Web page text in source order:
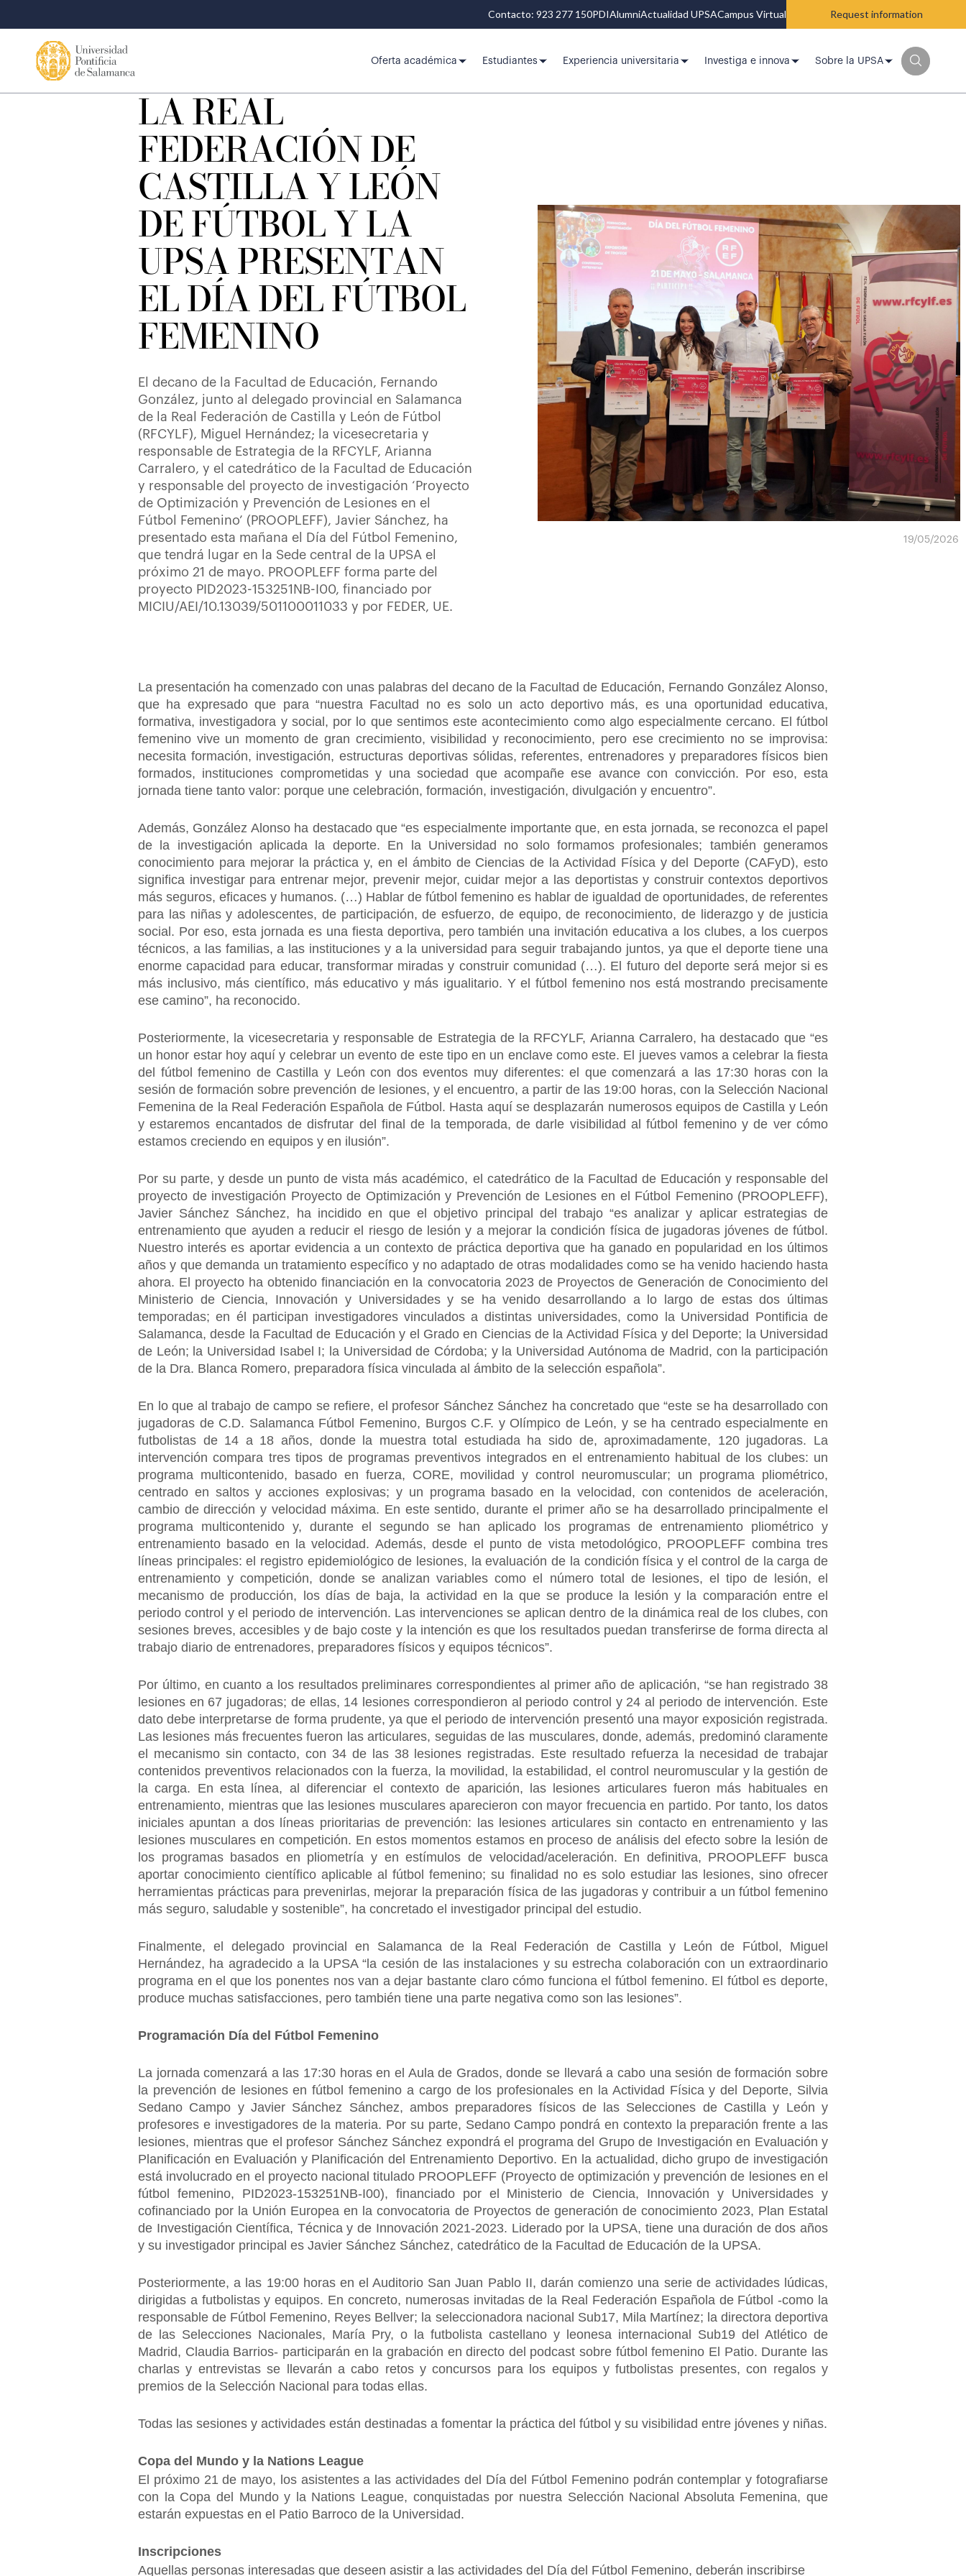
Contacto: 923 277 150PDIAlumniActualidad UPSACampus Virtual Request information
Oferta académica Estudiantes Experiencia universitaria Investiga e innova Sobre la UPSA
LA REAL
FEDERACIÓN DE
CASTILLA Y LEÓN
DE FÚTBOL Y LA
UPSA PRESENTAN
EL DÍA DEL FÚTBOL
FEMENINO
El decano de la Facultad de Educación, Fernando
González, junto al delegado provincial en Salamanca
de la Real Federación de Castilla y León de Fútbol
(RFCYLF), Miguel Hernández; la vicesecretaria y
responsable de Estrategia de la RFCYLF, Arianna
Carralero, y el catedrático de la Facultad de Educación
y responsable del proyecto de investigación ‘Proyecto
de Optimización y Prevención de Lesiones en el
Fútbol Femenino’ (PROOPLEFF), Javier Sánchez, ha
presentado esta mañana el Día del Fútbol Femenino,
que tendrá lugar en la Sede central de la UPSA el
próximo 21 de mayo. PROOPLEFF forma parte del
proyecto PID2023-153251NB-I00, financiado por
MICIU/AEI/10.13039/501100011033 y por FEDER, UE.
19/05/2026
La presentación ha comenzado con unas palabras del decano de la Facultad de Educación, Fernando González Alonso,
que ha expresado que para “nuestra Facultad no es solo un acto deportivo más, es una oportunidad educativa,
formativa, investigadora y social, por lo que sentimos este acontecimiento como algo especialmente cercano. El fútbol
femenino vive un momento de gran crecimiento, visibilidad y reconocimiento, pero ese crecimiento no se improvisa:
necesita formación, investigación, estructuras deportivas sólidas, referentes, entrenadores y preparadores físicos bien
formados, instituciones comprometidas y una sociedad que acompañe ese avance con convicción. Por eso, esta
jornada tiene tanto valor: porque une celebración, formación, investigación, divulgación y encuentro”.
Además, González Alonso ha destacado que “es especialmente importante que, en esta jornada, se reconozca el papel
de la investigación aplicada la deporte. En la Universidad no solo formamos profesionales; también generamos
conocimiento para mejorar la práctica y, en el ámbito de Ciencias de la Actividad Física y del Deporte (CAFyD), esto
significa investigar para entrenar mejor, prevenir mejor, cuidar mejor a las deportistas y construir contextos deportivos
más seguros, eficaces y humanos. (…) Hablar de fútbol femenino es hablar de igualdad de oportunidades, de referentes
para las niñas y adolescentes, de participación, de esfuerzo, de equipo, de reconocimiento, de liderazgo y de justicia
social. Por eso, esta jornada es una fiesta deportiva, pero también una invitación educativa a los clubes, a los cuerpos
técnicos, a las familias, a las instituciones y a la universidad para seguir trabajando juntos, ya que el deporte tiene una
enorme capacidad para educar, transformar miradas y construir comunidad (…). El futuro del deporte será mejor si es
más inclusivo, más científico, más educativo y más igualitario. Y el fútbol femenino nos está mostrando precisamente
ese camino”, ha reconocido.
Posteriormente, la vicesecretaria y responsable de Estrategia de la RFCYLF, Arianna Carralero, ha destacado que “es
un honor estar hoy aquí y celebrar un evento de este tipo en un enclave como este. El jueves vamos a celebrar la fiesta
del fútbol femenino de Castilla y León con dos eventos muy diferentes: el que comenzará a las 17:30 horas con la
sesión de formación sobre prevención de lesiones, y el encuentro, a partir de las 19:00 horas, con la Selección Nacional
Femenina de la Real Federación Española de Fútbol. Hasta aquí se desplazarán numerosos equipos de Castilla y León
y estaremos encantados de disfrutar del final de la temporada, de darle visibilidad al fútbol femenino y de ver cómo
estamos creciendo en equipos y en ilusión”.
Por su parte, y desde un punto de vista más académico, el catedrático de la Facultad de Educación y responsable del
proyecto de investigación Proyecto de Optimización y Prevención de Lesiones en el Fútbol Femenino (PROOPLEFF),
Javier Sánchez Sánchez, ha incidido en que el objetivo principal del trabajo “es analizar y aplicar estrategias de
entrenamiento que ayuden a reducir el riesgo de lesión y a mejorar la condición física de jugadoras jóvenes de fútbol.
Nuestro interés es aportar evidencia a un contexto de práctica deportiva que ha ganado en popularidad en los últimos
años y que demanda un tratamiento específico y no adaptado de otras modalidades como se ha venido haciendo hasta
ahora. El proyecto ha obtenido financiación en la convocatoria 2023 de Proyectos de Generación de Conocimiento del
Ministerio de Ciencia, Innovación y Universidades y se ha venido desarrollando a lo largo de estas dos últimas
temporadas; en él participan investigadores vinculados a distintas universidades, como la Universidad Pontificia de
Salamanca, desde la Facultad de Educación y el Grado en Ciencias de la Actividad Física y del Deporte; la Universidad
de León; la Universidad Isabel I; la Universidad de Córdoba; y la Universidad Autónoma de Madrid, con la participación
de la Dra. Blanca Romero, preparadora física vinculada al ámbito de la selección española”.
En lo que al trabajo de campo se refiere, el profesor Sánchez Sánchez ha concretado que “este se ha desarrollado con
jugadoras de C.D. Salamanca Fútbol Femenino, Burgos C.F. y Olímpico de León, y se ha centrado especialmente en
futbolistas de 14 a 18 años, donde la muestra total estudiada ha sido de, aproximadamente, 120 jugadoras. La
intervención compara tres tipos de programas preventivos integrados en el entrenamiento habitual de los clubes: un
programa multicontenido, basado en fuerza, CORE, movilidad y control neuromuscular; un programa pliométrico,
centrado en saltos y acciones explosivas; y un programa basado en la velocidad, con contenidos de aceleración,
cambio de dirección y velocidad máxima. En este sentido, durante el primer año se ha desarrollado principalmente el
programa multicontenido y, durante el segundo se han aplicado los programas de entrenamiento pliométrico y
entrenamiento basado en la velocidad. Además, desde el punto de vista metodológico, PROOPLEFF combina tres
líneas principales: el registro epidemiológico de lesiones, la evaluación de la condición física y el control de la carga de
entrenamiento y competición, donde se analizan variables como el número total de lesiones, el tipo de lesión, el
mecanismo de producción, los días de baja, la actividad en la que se produce la lesión y la comparación entre el
periodo control y el periodo de intervención. Las intervenciones se aplican dentro de la dinámica real de los clubes, con
sesiones breves, accesibles y de bajo coste y la intención es que los resultados puedan transferirse de forma directa al
trabajo diario de entrenadores, preparadores físicos y equipos técnicos”.
Por último, en cuanto a los resultados preliminares correspondientes al primer año de aplicación, “se han registrado 38
lesiones en 67 jugadoras; de ellas, 14 lesiones correspondieron al periodo control y 24 al periodo de intervención. Este
dato debe interpretarse de forma prudente, ya que el periodo de intervención presentó una mayor exposición registrada.
Las lesiones más frecuentes fueron las articulares, seguidas de las musculares, donde, además, predominó claramente
el mecanismo sin contacto, con 34 de las 38 lesiones registradas. Este resultado refuerza la necesidad de trabajar
contenidos preventivos relacionados con la fuerza, la movilidad, la estabilidad, el control neuromuscular y la gestión de
la carga. En esta línea, al diferenciar el contexto de aparición, las lesiones articulares fueron más habituales en
entrenamiento, mientras que las lesiones musculares aparecieron con mayor frecuencia en partido. Por tanto, los datos
iniciales apuntan a dos líneas prioritarias de prevención: las lesiones articulares sin contacto en entrenamiento y las
lesiones musculares en competición. En estos momentos estamos en proceso de análisis del efecto sobre la lesión de
los programas basados en pliometría y en estímulos de velocidad/aceleración. En definitiva, PROOPLEFF busca
aportar conocimiento científico aplicable al fútbol femenino; su finalidad no es solo estudiar las lesiones, sino ofrecer
herramientas prácticas para prevenirlas, mejorar la preparación física de las jugadoras y contribuir a un fútbol femenino
más seguro, saludable y sostenible”, ha concretado el investigador principal del estudio.
Finalmente, el delegado provincial en Salamanca de la Real Federación de Castilla y León de Fútbol, Miguel
Hernández, ha agradecido a la UPSA “la cesión de las instalaciones y su estrecha colaboración con un extraordinario
programa en el que los ponentes nos van a dejar bastante claro cómo funciona el fútbol femenino. El fútbol es deporte,
produce muchas satisfacciones, pero también tiene una parte negativa como son las lesiones”.
Programación Día del Fútbol Femenino
La jornada comenzará a las 17:30 horas en el Aula de Grados, donde se llevará a cabo una sesión de formación sobre
la prevención de lesiones en fútbol femenino a cargo de los profesionales en la Actividad Física y del Deporte, Silvia
Sedano Campo y Javier Sánchez Sánchez, ambos preparadores físicos de las Selecciones de Castilla y León y
profesores e investigadores de la materia. Por su parte, Sedano Campo pondrá en contexto la preparación frente a las
lesiones, mientras que el profesor Sánchez Sánchez expondrá el programa del Grupo de Investigación en Evaluación y
Planificación en Evaluación y Planificación del Entrenamiento Deportivo. En la actualidad, dicho grupo de investigación
está involucrado en el proyecto nacional titulado PROOPLEFF (Proyecto de optimización y prevención de lesiones en el
fútbol femenino, PID2023-153251NB-I00), financiado por el Ministerio de Ciencia, Innovación y Universidades y
cofinanciado por la Unión Europea en la convocatoria de Proyectos de generación de conocimiento 2023, Plan Estatal
de Investigación Científica, Técnica y de Innovación 2021-2023. Liderado por la UPSA, tiene una duración de dos años
y su investigador principal es Javier Sánchez Sánchez, catedrático de la Facultad de Educación de la UPSA.
Posteriormente, a las 19:00 horas en el Auditorio San Juan Pablo II, darán comienzo una serie de actividades lúdicas,
dirigidas a futbolistas y equipos. En concreto, numerosas invitadas de la Real Federación Española de Fútbol -como la
responsable de Fútbol Femenino, Reyes Bellver; la seleccionadora nacional Sub17, Mila Martínez; la directora deportiva
de las Selecciones Nacionales, María Pry, o la futbolista castellano y leonesa internacional Sub19 del Atlético de
Madrid, Claudia Barrios- participarán en la grabación en directo del podcast sobre fútbol femenino El Patio. Durante las
charlas y entrevistas se llevarán a cabo retos y concursos para los equipos y futbolistas presentes, con regalos y
premios de la Selección Nacional para todas ellas.
Todas las sesiones y actividades están destinadas a fomentar la práctica del fútbol y su visibilidad entre jóvenes y niñas.
Copa del Mundo y la Nations League
El próximo 21 de mayo, los asistentes a las actividades del Día del Fútbol Femenino podrán contemplar y fotografiarse
con la Copa del Mundo y la Nations League, conquistadas por nuestra Selección Nacional Absoluta Femenina, que
estarán expuestas en el Patio Barroco de la Universidad.
Inscripciones
Aquellas personas interesadas que deseen asistir a las actividades del Día del Fútbol Femenino, deberán inscribirse